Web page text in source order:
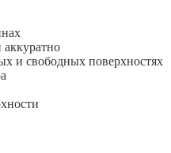
и свободных поверхностях